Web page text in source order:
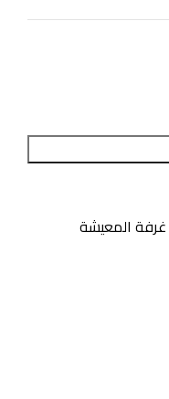
غرفة المعيشة